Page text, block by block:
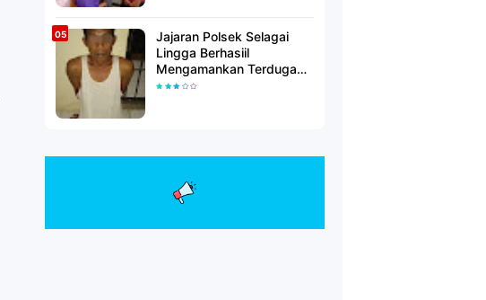
Jajaran Polsek Selagai
Lingga Berhasiil
Mengamankan Terduga
Pelaku Pencabulan Anak